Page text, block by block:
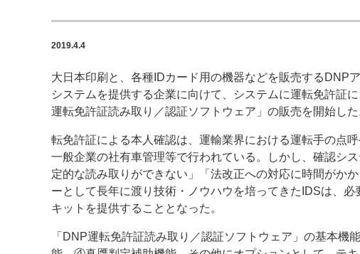
特集記事カテゴリー一覧
特集・デジタル印刷 ～ 新成長軌道を描く
案内
発刊案内 JFPI印刷用語集 印刷機材年鑑
運営
会社案内 購読・購入申し込み サイトポリシー
2019.4.4
大日本印刷と、各種IDカード用の機器などを販売するDNP
システムを提供する企業に向けて、システムに運転免許証
運転免許証読み取り／認証ソフトウェア」の販売を開始した
転免許証による本人確認は、運輸業界における運転手の点
一般企業の社有車管理等で行われている。しかし、確認シ
定的な読み取りができない」「法改正への対応に時間がか
ーとして長年に渡り技術・ノウハウを培ってきたIDSは、
キットを提供することとなった。
「DNP運転免許証読み取り／認証ソフトウェア」の基本